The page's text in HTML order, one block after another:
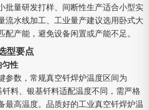
批量研发打样、间断性生产适合小型实
流水线加工、工业量产建议选用卧式大
产能，避免设备闲置或产能不足。
型要点
性
参数，常规真空钎焊炉温度区间为
料、银基钎料适配温度不同，需严格
最高温度。品质好的工业真空钎焊炉温